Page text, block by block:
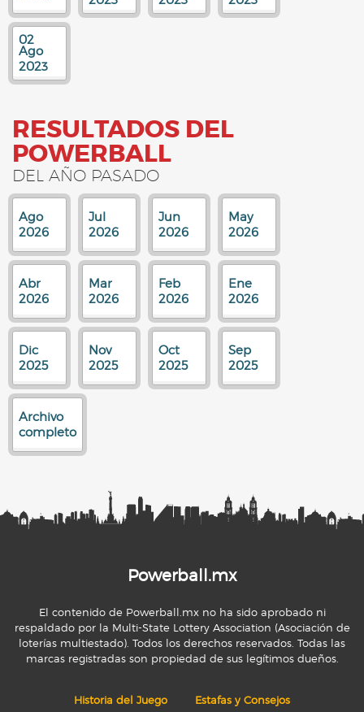
02
Ago
2023
RESULTADOS DEL
POWERBALL
DEL AÑO PASADO
Ago
2026
Jul
2026
Jun
2026
May
2026
Abr
2026
Mar
2026
Feb
2026
Ene
2026
Dic
2025
Nov
2025
Oct
2025
Sep
2025
Archivo
completo
Powerball.mx
El contenido de Powerball.mx no ha sido aprobado ni
respaldado por la Multi-State Lottery Association (Asociación de
loterías multiestado). Todos los derechos reservados. Todas las
marcas registradas son propiedad de sus legítimos dueños.
Historia del Juego Estafas y Consejos